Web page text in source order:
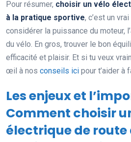
Pour résumer, choisir un vélo
à la pratique sportive, c’est un
considérer la puissance du moteur,
du vélo. En gros, trouver le bon
efficacité et plaisir. Et si tu veux
œil à nos conseils ici pour t’aider à
Les enjeux et
Comment choisir
électrique de